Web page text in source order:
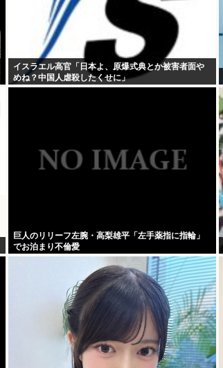
イスラエル高官「日本よ、原爆式典とか被害者面や
めね？中国人虐殺したくせに」
巨人のリリーフ左腕・高梨雄平「左手薬指に指輪」
でお泊まり不倫愛